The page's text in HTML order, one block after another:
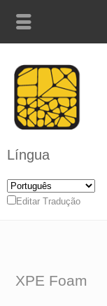
Língua
Editar Tradução
XPE Foam